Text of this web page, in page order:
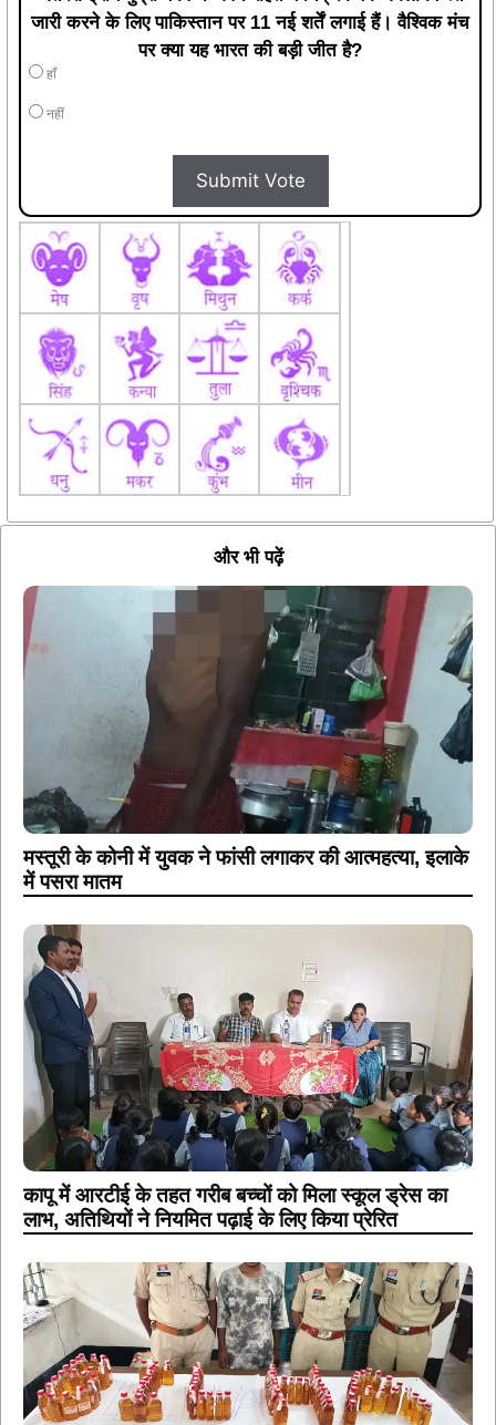
जारी करने के लिए पाकिस्तान पर 11 नई शर्तें लगाई हैं। वैश्विक मंच
पर क्या यह भारत की बड़ी जीत है?
हाँ
नहीं
Submit Vote
और भी पढ़ें
मस्तूरी के कोनी में युवक ने फांसी लगाकर की आत्महत्या, इलाके
में पसरा मातम
कापू में आरटीई के तहत गरीब बच्चों को मिला स्कूल ड्रेस का
लाभ, अतिथियों ने नियमित पढ़ाई के लिए किया प्रेरित